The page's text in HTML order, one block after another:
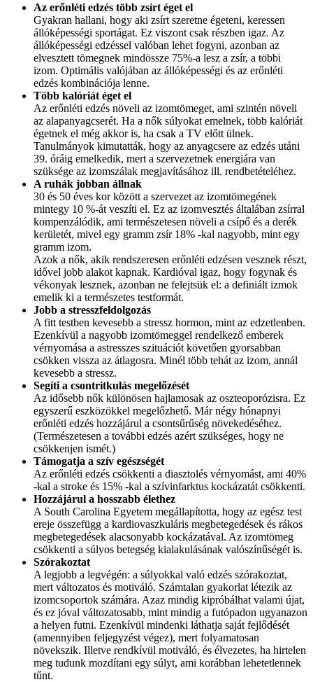
Az erőnléti edzés több zsírt éget el
Gyakran hallani, hogy aki zsírt szeretne égeteni, keressen
állóképességi sportágat. Ez viszont csak részben igaz. Az
állóképességi edzéssel valóban lehet fogyni, azonban az
elvesztett tömegnek mindössze 75%-a lesz a zsír, a többi
izom. Optimális valójában az állóképességi és az erőnléti
edzés kombinációja lenne.
Több kalóriát éget el
Az erőnléti edzés növeli az izomtömeget, ami szintén növeli
az alapanyagcserét. Ha a nők súlyokat emelnek, több kalóriát
égetnek el még akkor is, ha csak a TV előtt ülnek.
Tanulmányok kimutatták, hogy az anyagcsere az edzés utáni
39. óráig emelkedik, mert a szervezetnek energiára van
szüksége az izomszálak megjavításához ill. rendbetételéhez.
A ruhák jobban állnak
30 és 50 éves kor között a szervezet az izomtömegének
mintegy 10 %-át veszíti el. Ez az izomvesztés általában zsírral
kompenzálódik, ami természetesen növeli a csípő és a derék
kerületét, mivel egy gramm zsír 18% -kal nagyobb, mint egy
gramm izom.
Azok a nők, akik rendszeresen erőnléti edzésen vesznek részt,
idővel jobb alakot kapnak. Kardióval igaz, hogy fogynak és
vékonyak lesznek, azonban ne felejtsük el: a definiált izmok
emelik ki a természetes testformát.
Jobb a stresszfeldolgozás
A fitt testben kevesebb a stressz hormon, mint az edzetlenben.
Ezenkívül a nagyobb izomtömeggel rendelkező emberek
vérnyomása a astresszes szituációt követően gyorsabban
csökken vissza az átlagosra. Minél több tehát az izom, annál
kevesebb a stressz.
Segíti a csontritkulás megelőzését
Az idősebb nők különösen hajlamosak az oszteoporózisra. Ez
egyszerű eszközökkel megelőzhető. Már négy hónapnyi
erőnléti edzés hozzájárul a csontsűrűség növekedéséhez.
(Természetesen a további edzés azért szükséges, hogy ne
csökkenjen ismét.)
Támogatja a szív egészségét
Az erőnléti edzés csökkenti a diasztolés vérnyomást, ami 40%
-kal a stroke és 15% -kal a szívinfarktus kockázatát csökkenti.
Hozzájárul a hosszabb élethez
A South Carolina Egyetem megállapította, hogy az egész test
ereje összefügg a kardiovaszkuláris megbetegedések és rákos
megbetegedések alacsonyabb kockázatával. Az izomtömeg
csökkenti a súlyos betegség kialakulásának valószínűségét is.
Szórakoztat
A legjobb a legvégén: a súlyokkal való edzés szórakoztat,
mert változatos és motiváló. Számtalan gyakorlat létezik az
izomcsoportok számára. Azaz mindig kipróbálhat valami újat,
és ez jóval változatosabb, mint mindig a futópadon ugyanazon
a helyen futni. Ezenkívül mindenki láthatja saját fejlődését
(amennyiben feljegyzést végez), mert folyamatosan
növekszik. Illetve rendkívül motiváló, és élvezetes, ha hirtelen
meg tudunk mozdítani egy súlyt, ami korábban lehetetlennek
tűnt.